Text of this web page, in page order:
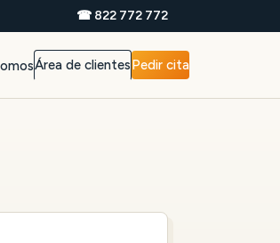
☎ 822 772 772
Área de clientesPedir cita